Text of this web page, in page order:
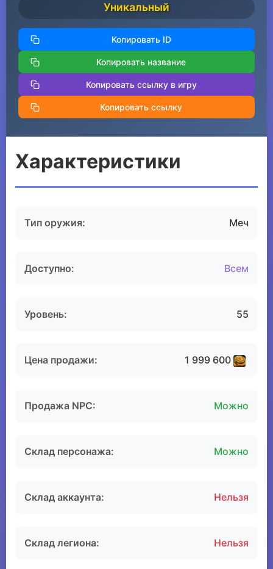
Уникальный
Копировать ID
Копировать название
Копировать ссылку в игру
Копировать ссылку
Характеристики
Тип оружия: Меч
Доступно: Всем
Уровень: 55
Цена продажи: 1 999 600
Продажа NPC: Можно
Склад персонажа: Можно
Склад аккаунта: Нельзя
Склад легиона: Нельзя